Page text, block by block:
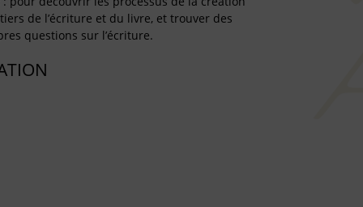
de l’écriture et du livre, et trouver des
questions sur l’écriture.